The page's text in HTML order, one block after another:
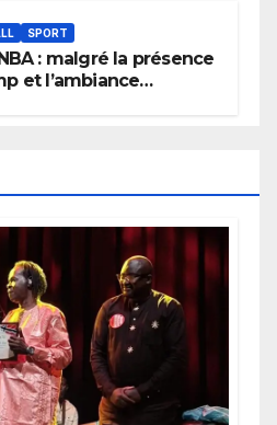
SPORT
: malgré la présence
et l’ambiance